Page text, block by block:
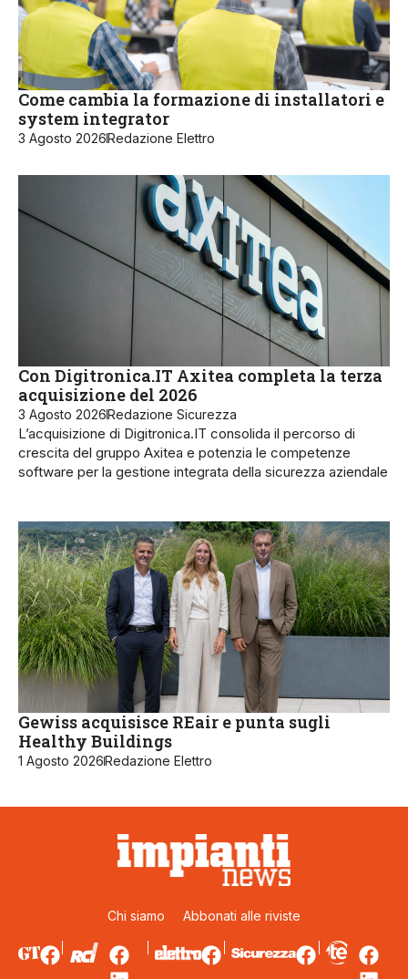
Come cambia la formazione di installatori e
system integrator
3 Agosto 2026Redazione Elettro
Con Digitronica.IT Axitea completa la terza
acquisizione del 2026
3 Agosto 2026Redazione Sicurezza
L’acquisizione di Digitronica.IT consolida il percorso di
crescita del gruppo Axitea e potenzia le competenze
software per la gestione integrata della sicurezza aziendale
Gewiss acquisisce REair e punta sugli
Healthy Buildings
1 Agosto 2026Redazione Elettro
Chi siamo Abbonati alle riviste